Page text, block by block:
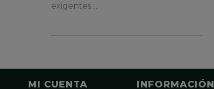
exigentes....
MI CUENTA INFORMACIÓN